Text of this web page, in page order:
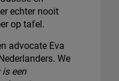
echter nooit
op tafel.
advocate Eva
We
is een